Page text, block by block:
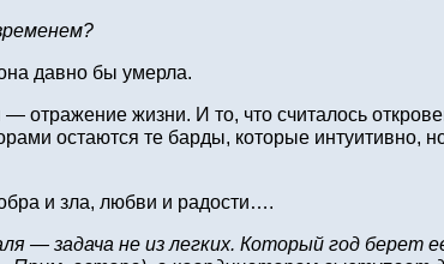
давно бы умерла.
— отражение жизни. И то, что считалось
остаются те барды, которые интуитивно,
и зла, любви и радости….
задача не из легких. Который год берет